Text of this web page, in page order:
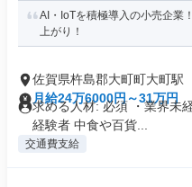
AI・IoTを積極導入の小売企業
上がり！
佐賀県杵島郡大町町大町駅
月給24万6000円～31万円
求める人材: 必須 ・業界未
経験者 中食や百貨...
交通費支給